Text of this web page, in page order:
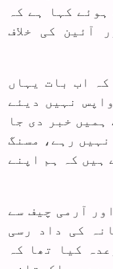
کہا ہے کہ
آئین کی خلاف
کہ اب بات یہاں
نہیں دیئے
خبر دی جا
رہے، مسنگ
ہیں کہ ہم اپنے
آرمی چیف سے
کی داد رسی
کیا تھا کہ